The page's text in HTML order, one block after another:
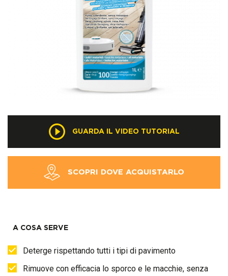
GUARDA IL VIDEO TUTORIAL
SCOPRI DOVE ACQUISTARLO
A COSA SERVE
Deterge rispettando tutti i tipi di pavimento
Rimuove con efficacia lo sporco e le macchie, senza